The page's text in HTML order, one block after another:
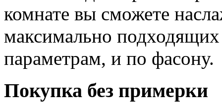
комнате вы сможете
максимально
параметрам, и по фасону.
Покупка без примерки